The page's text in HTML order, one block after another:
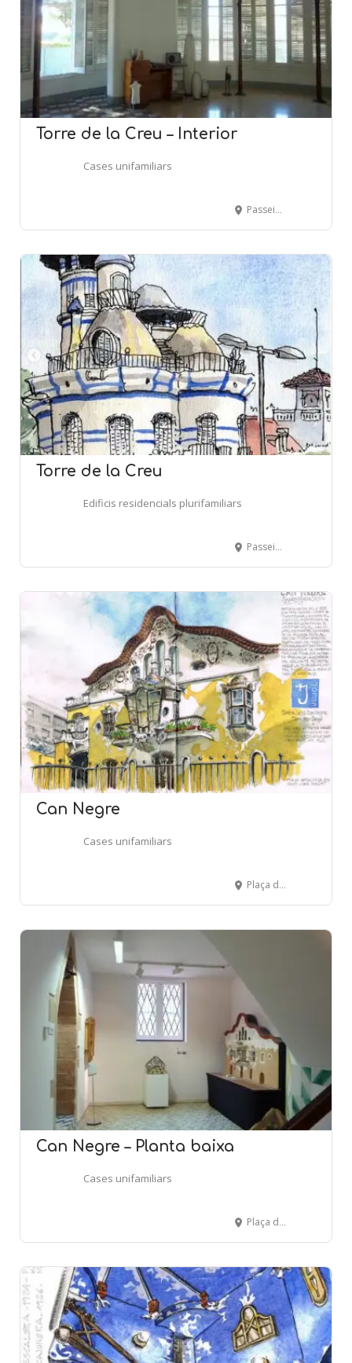
Torre de la Creu – Interior
Cases unifamiliars
Passeig de Canalies, 14 - SANT JOAN DESPÍ
Torre de la Creu
Edificis residencials plurifamiliars
Passeig de Canalies, 14 - SANT JOAN DESPÍ
Can Negre
Cases unifamiliars
Plaça de Catalunya, s/n. - SANT JOAN DESPÍ
Can Negre – Planta baixa
Cases unifamiliars
Plaça de Catalunya, s/n. - SANT JOAN DESPÍ